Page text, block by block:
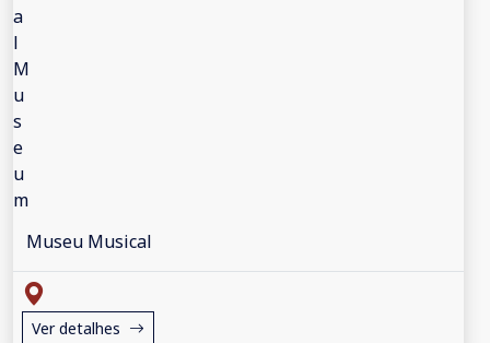
Museu Musical
Ver detalhes